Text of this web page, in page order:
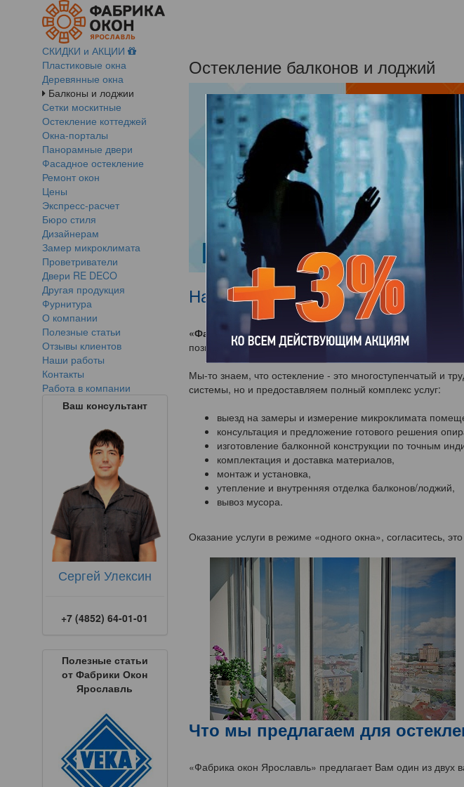
СКИДКИ и АКЦИИ
Пластиковые окна
Деревянные окна
Балконы и лоджии
Сетки москитные
Остекление коттеджей
Окна-порталы
Панорамные двери
Фасадное остекление
Ремонт окон
Цены
Экспресс-расчет
Бюро стиля
Дизайнерам
Замер микроклимата
Проветриватели
Двери RE DECO
Другая продукция
Фурнитура
О компании
Полезные статьи
Отзывы клиентов
Наши работы
Контакты
Работа в компании
Ваш консультант
Сергей Улексин
+7 (4852) 64-01-01
Полезные статьи
от Фабрики Окон
Ярославль
Остекление балконов и лоджий
Настало время утеплять свой
«Фабрика окон Ярославль»сделала свои первые шаги
позиции в области остекления балконов и лоджий.
Мы-то знаем, что остекление - это многоступенчатый и
системы, но и предоставляем полный комплекс услуг:
выезд на замеры и измерение микроклимата
консультация и предложение готового решения
изготовление балконной конструкции по точным
комплектация и доставка материалов,
монтаж и установка,
утепление и внутренняя отделка балконов/лоджий,
вывоз мусора.
Оказание услуги в режиме «одного окна», согласитесь,
Что мы предлагаем для
«Фабрика окон Ярославль» предлагает Вам один из двух